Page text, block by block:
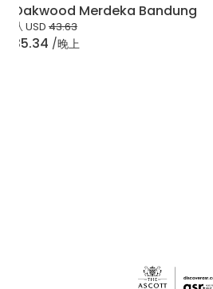
Oakwood Merdeka Bandung
从USD 43.63
35.34 /晚上